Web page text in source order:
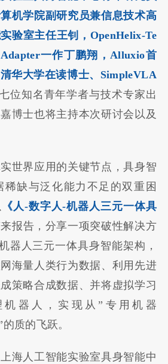
机学院副研究员兼信息技术高
验室主任王钊，OpenHelix-Te
一作丁鹏翔，Alluxio首
华大学在读博士、SimpleVLA
位知名青年学者与技术专家出
博士也将主持本次研讨会以及
世界应用的关键节点，具身智
稀缺与泛化能力不足的双重困
《人-数字人-机器人三元一体具
报告，分享一项突破性解决方
人三元一体具身智能架构，
海量人类行为数据、利用先进
策略合成数据、并将虚拟学习
机器人，实现从”专用机器
质的飞跃。
海人工智能实验室具身智能中